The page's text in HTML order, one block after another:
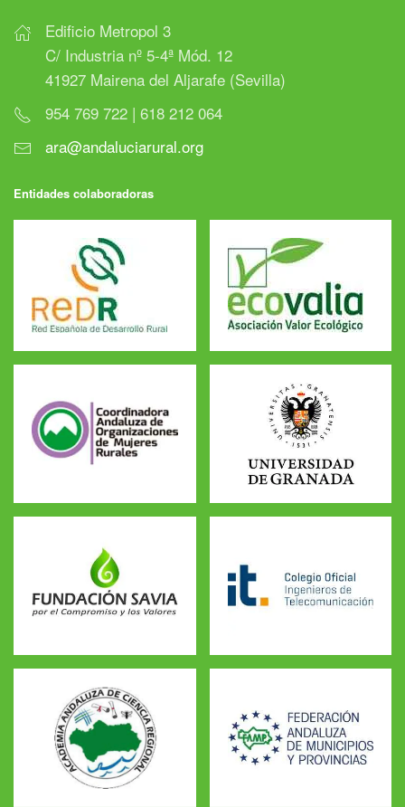
Edificio Metropol 3
C/ Industria nº 5-4ª Mód. 12
41927 Mairena del Aljarafe (Sevilla)
954 769 722 | 618 212 064
ara@andaluciarural.org
Entidades colaboradoras